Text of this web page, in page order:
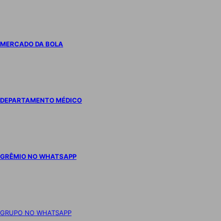
MERCADO DA BOLA
DEPARTAMENTO MÉDICO
GRÊMIO NO WHATSAPP
GRUPO NO WHATSAPP